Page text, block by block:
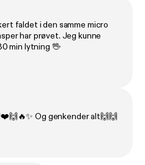
faldet i den samme micro
har prøvet. Jeg kunne
min lytning 🖖
Og genkender alt🙌🙌